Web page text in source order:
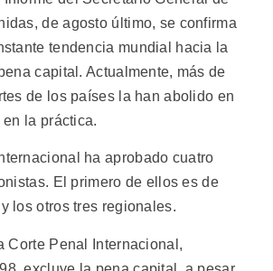
de agosto último, se confirma
tendencia mundial hacia la
capital. Actualmente, más de
de los países la han abolido en
la práctica.
ha aprobado cuatro
El primero de ellos es de
los otros tres regionales.
Corte Penal Internacional,